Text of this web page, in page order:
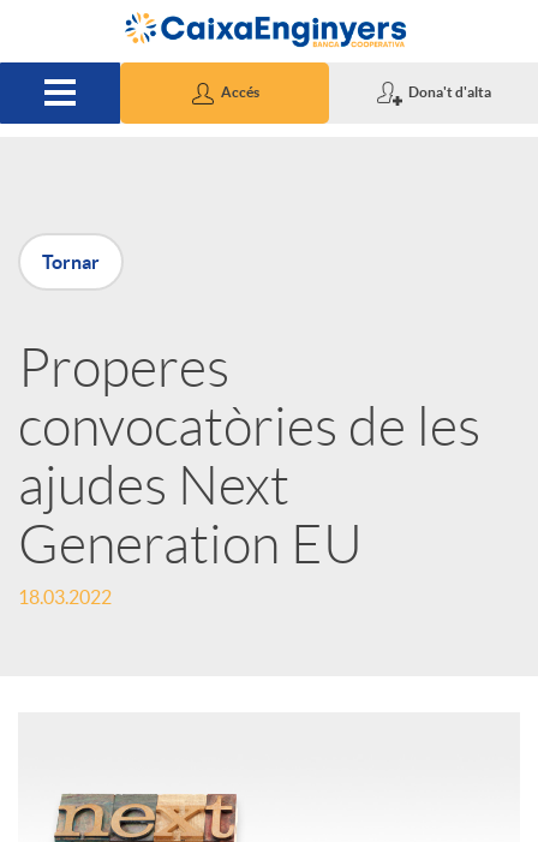
Salta al contingut principal
Accés Dona't d'alta
P
u
b
l
i
c
Tornar
Properes
convocatòries de les
ajudes Next
Generation EU
18.03.2022